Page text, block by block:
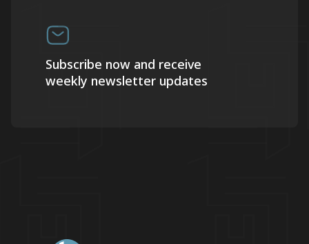
Subscribe now and receive
weekly newsletter updates